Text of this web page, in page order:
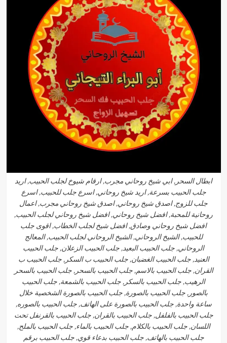
ابطال السحر, ابي شيخ روحاني مجرب, ارقام شيوخ لجلب الحبيب, اريد
جلب الحبيب بسرعة, اريد شيخ روحاني, اسرع جلب للحبيب, اسرع
جلب للزوج, اصدق شيخ روحاني, اصدق شيخ روحاني مجرب, اعمال
روحانية للمحبة, افضل شيخ روحاني, افضل شيخ روحاني لجلب الحبيب,
افضل شيخ روحاني وصادق, افضل شيخ لجلب الخطاب, اقوى جلب
للحبيب, الشيخ الروحاني, الشيخ الروحاني لجلب الحبيب, المعالج
الروحاني, جلب الحبيب البعيد, جلب الحبيب الزعلان, جلب الحبيب
العنيد, جلب الحبيب الغضبان, جلب الحبيب ب السكر, جلب الحبيب ب
القران, جلب الحبيب بالاسم, جلب الحبيب بالسحر, جلب الحبيب بالسحر
الرهيب, جلب الحبيب بالسكر, جلب الحبيب بالشمعة, جلب الحبيب
بالصور, جلب الحبيب بالصورة, جلب الحبيب بالصورة الشخصية خلال
ساعة واحدة, جلب الحبيب بالصورة على الهاتف, جلب الحبيب بالصوره,
جلب الحبيب بالفلفل, جلب الحبيب بالقران, جلب الحبيب بالقرنفل تحت
اللسان, جلب الحبيب بالكلام, جلب الحبيب بالماء, جلب الحبيب بالملح,
جلب الحبيب بالهاتف, جلب الحبيب بدعاء قوي, جلب الحبيب برقم